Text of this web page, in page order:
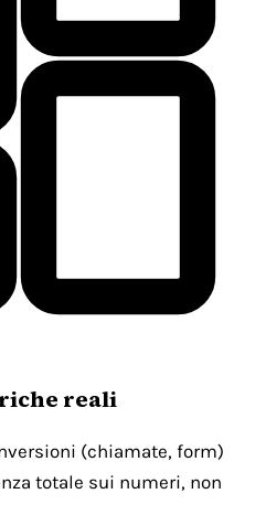
reali
(chiamate, form)
totale sui numeri, non